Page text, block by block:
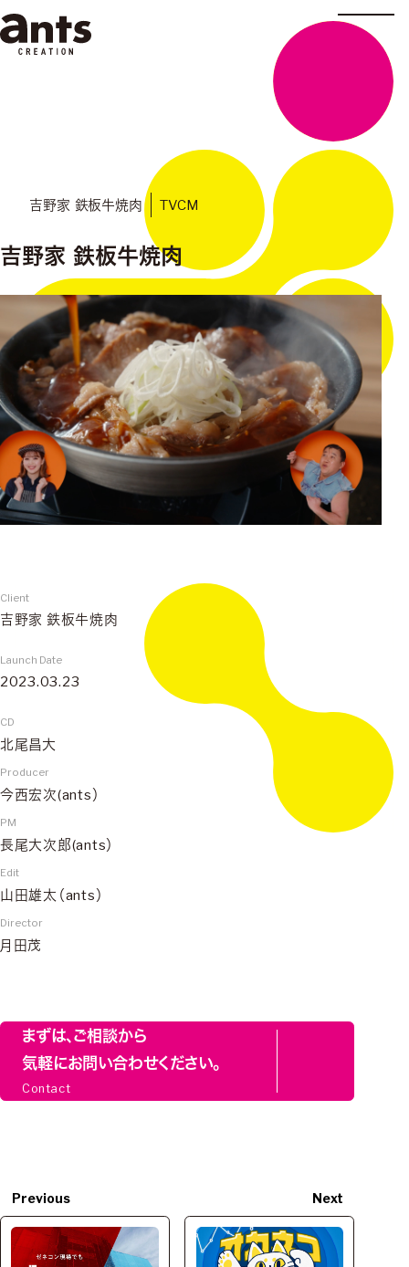
吉野家 鉄板牛焼肉 TVCM
吉野家 鉄板牛焼肉
Client
吉野家 鉄板牛焼肉
Launch Date
2023.03.23
CD
北尾昌大
Producer
今西宏次(ants）
PM
長尾大次郎(ants）
Edit
山田雄太（ants）
Director
月田茂
まずは、ご相談から
気軽にお問い合わせください。
Contact
Previous Next